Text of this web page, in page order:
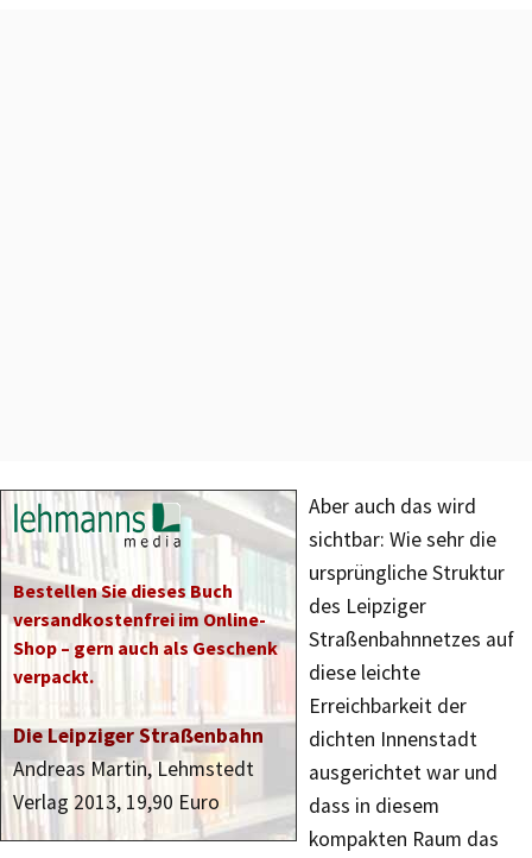
Bestellen Sie dieses Buch
versandkostenfrei im Online-
Shop – gern auch als Geschenk
verpackt.
Die Leipziger Straßenbahn
Andreas Martin, Lehmstedt
Verlag 2013, 19,90 Euro
Aber auch das wird
sichtbar: Wie sehr die
ursprüngliche Struktur
des Leipziger
Straßenbahnnetzes auf
diese leichte
Erreichbarkeit der
dichten Innenstadt
ausgerichtet war und
dass in diesem
kompakten Raum das